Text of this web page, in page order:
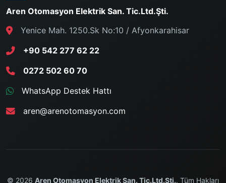
Aren Otomasyon Elektrik San. Tic.Ltd.Şti.
Yenice Mah. 1250.Sk No:10 / Afyonkarahisar
+90 542 277 62 22
0272 502 60 70
WhatsApp Destek Hattı
aren@arenotomasyon.com
© 2026 Aren Otomasyon Elektrik San. Tic.Ltd.Şti.. Tüm Hakları